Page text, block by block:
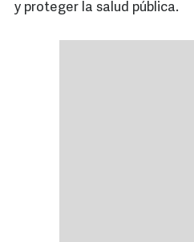
y proteger la salud pública.